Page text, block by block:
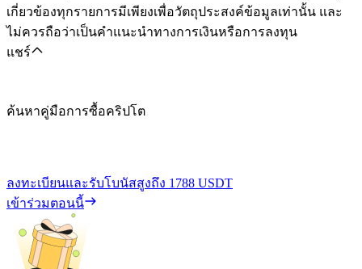
เกี่ยวข้องทุกรายการมีเพียงเพื่อวัตถุประสงค์ข้อมูลเท่านั้น และ
ไม่ควรถือว่าเป็นคำแนะนำทางการเงินหรือการลงทุน
แชร์
ค้นหาคู่มือการซื้อคริปโต
ลงทะเบียนและรับโบนัสสูงถึง 1788 USDT
เข้าร่วมตอนนี้